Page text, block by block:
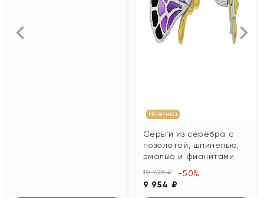
Новинка
Серьги из серебра с
позолотой, шпинелью,
эмалью и фианитами
19 908 ₽
9 954 ₽
-50%